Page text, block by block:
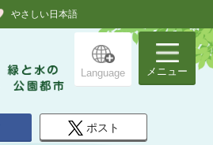
やさしい日本語
Language メニュー
ポスト